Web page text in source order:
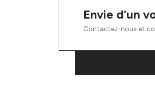
Envie d’un
Contactez-nous et